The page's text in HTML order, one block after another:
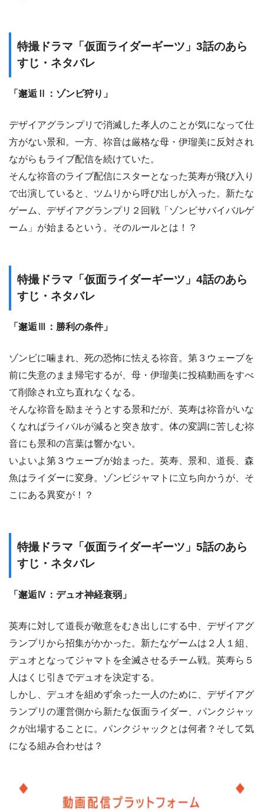
特撮ドラマ「仮面ライダーギーツ」3話のあら
すじ・ネタバレ
「邂逅Ⅱ：ゾンビ狩り」
デザイアグランプリで消滅した孝人のことが気になって仕
方がない景和。一方、祢音は厳格な母・伊瑠美に反対され
ながらもライブ配信を続けていた。
そんな祢音のライブ配信にスターとなった英寿が飛び入り
で出演していると、ツムリから呼び出しが入った。新たな
ゲーム、デザイアグランプリ２回戦「ゾンビサバイバルゲ
ーム」が始まるという。そのルールとは！？
特撮ドラマ「仮面ライダーギーツ」4話のあら
すじ・ネタバレ
「邂逅Ⅲ：勝利の条件」
ゾンビに噛まれ、死の恐怖に怯える祢音。第３ウェーブを
前に失意のまま帰宅するが、母・伊瑠美に投稿動画をすべ
て削除され立ち直れなくなる。
そんな祢音を励まそうとする景和だが、英寿は祢音がいな
くなればライバルが減ると突き放す。体の変調に苦しむ祢
音にも景和の言葉は響かない。
いよいよ第３ウェーブが始まった。英寿、景和、道長、森
魚はライダーに変身。ゾンビジャマトに立ち向かうが、そ
こにある異変が！？
特撮ドラマ「仮面ライダーギーツ」5話のあら
すじ・ネタバレ
「邂逅Ⅳ：デュオ神経衰弱」
英寿に対して道長が敵意をむき出しにする中、デザイアグ
ランプリから招集がかかった。新たなゲームは２人１組、
デュオとなってジャマトを全滅させるチーム戦。英寿ら５
人はくじ引きでデュオを決定する。
しかし、デュオを組めず余った一人のために、デザイアグ
ランプリの運営側から新たな仮面ライダー、パンクジャッ
クが出場することに。パンクジャックとは何者？そして気
になる組み合わせは？